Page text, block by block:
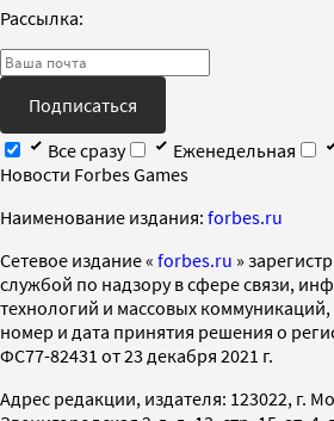
Рассылка:
Подписаться
Все сразу
Еженедельная
Новости Forbes Games
Наименование издания: forbes.ru
Cетевое издание « forbes.ru »
службой по надзору в сфере связи,
технологий и массовых
номер и дата принятия решения о
ФС77-82431 от 23 декабря 2021 г.
Адрес редакции, издателя: 123022, г.